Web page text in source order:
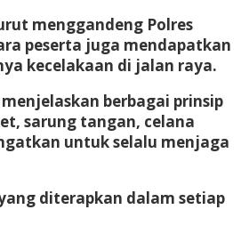
menggandeng Polres
peserta juga mendapatkan
kecelakaan di jalan raya.
berbagai prinsip
sarung tangan, celana
untuk selalu menjaga
diterapkan dalam setiap